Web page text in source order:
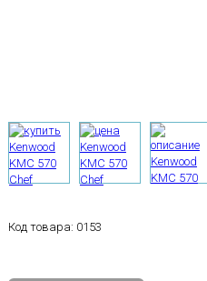
Код товара: 0153